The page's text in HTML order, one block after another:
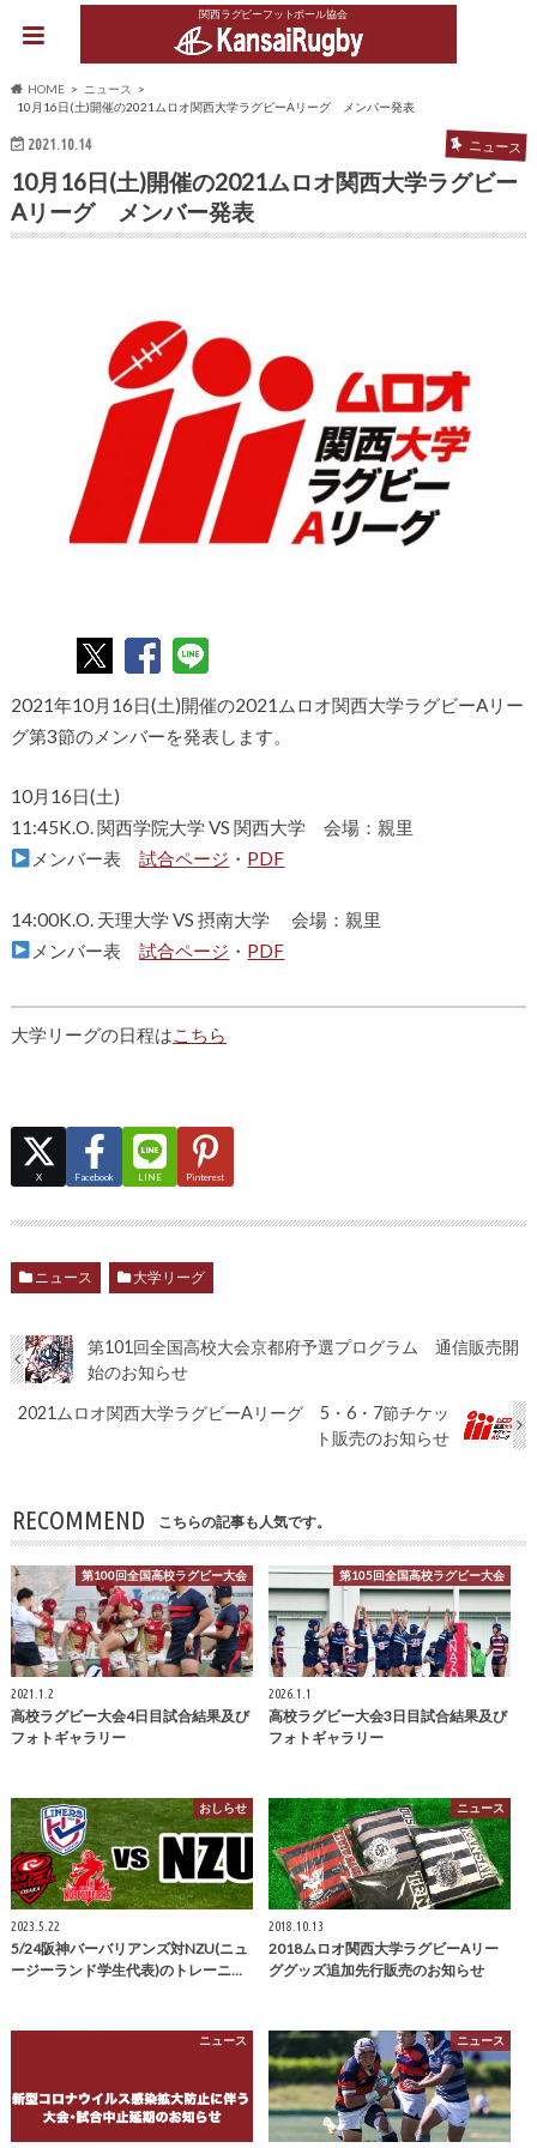
関西ラグビーフットボール協会
HOME
ニュース
10月16日(土)開催の2021ムロオ関西大学ラグビーAリーグ メンバー発表
2021.10.14 ニュース
10月16日(土)開催の2021ムロオ関西大学ラグビー
Aリーグ メンバー発表
2021年10月16日(土)開催の2021ムロオ関西大学ラグビーAリー
グ第3節のメンバーを発表します。
10月16日(土)
11:45K.O. 関西学院大学 VS 関西大学 会場：親里
メンバー表試合ページ ・ PDF
14:00K.O. 天理大学 VS 摂南大学 会場：親里
メンバー表試合ページ ・ PDF
大学リーグの日程はこちら
X Facebook LINE Pinterest
ニュース 大学リーグ
第101回全国高校大会京都府予選プログラム 通信販売開
始のお知らせ
2021ムロオ関西大学ラグビーAリーグ 5・6・7節チケッ
ト販売のお知らせ
RECOMMEND こちらの記事も人気です。
第100回全国高校ラグビー大会
2021.1.2
高校ラグビー大会4日目試合結果及び
フォトギャラリー
第105回全国高校ラグビー大会
2026.1.1
高校ラグビー大会3日目試合結果及び
フォトギャラリー
おしらせ
2023.5.22
5/24阪神バーバリアンズ対NZU(ニュ
ージーランド学生代表)のトレーニ…
ニュース
2018.10.13
2018ムロオ関西大学ラグビーAリー
ググッズ追加先行販売のお知らせ
ニュース ニュース